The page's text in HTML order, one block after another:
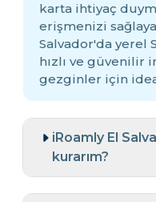
karta ihtiyaç
erişmenizi
Salvador'da yerel
hızlı ve güvenilir
gezginler için
iRoamly El
kurarım?